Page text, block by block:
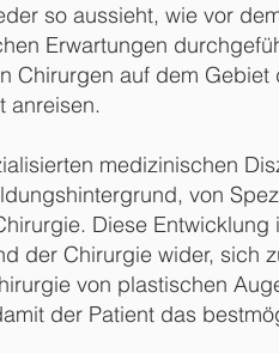
so aussieht, wie vor
Erwartungen
Chirurgen auf dem Gebiet
anreisen.
medizinischen
von
Diese Entwicklung
der Chirurgie wider, sich
von plastischen
der Patient das